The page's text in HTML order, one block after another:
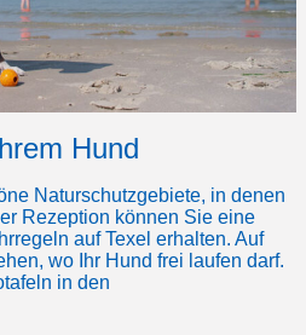
Hund
Naturschutzgebiete, in denen
Rezeption können Sie eine
auf Texel erhalten. Auf
wo Ihr Hund frei laufen darf.
in den